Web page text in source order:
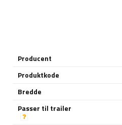
Producent
Produktkode
Bredde
Passer til trailer